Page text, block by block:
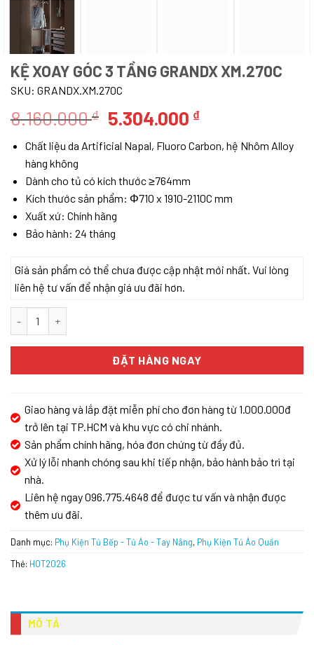
KỆ XOAY GÓC 3 TẦNG GRANDX XM.270C
SKU: GRANDX.XM.270C
8.160.000₫ Giá
là:
8.160.000 ₫.
5.304.000 ₫Giá
tại
5.304.000 ₫.
Chất liệu da Artificial Napal, Fluoro Carbon, hệ Nhôm Alloy
hàng không
Dành cho tủ có kích thước ≥764mm
Kích thước sản phẩm: Φ710 x 1910-2110C mm
Xuất xứ: Chính hãng
Bảo hành: 24 tháng
Giá sản phẩm có thể chưa được cập nhật mới nhất. Vui lòng
liên hệ tư vấn để nhận giá ưu đãi hơn.
ĐẶT HÀNG NGAY
Giao hàng và lắp đặt miễn phí cho đơn hàng từ 1.000.000đ
trở lên tại TP.HCM và khu vực có chi nhánh.
Sản phẩm chính hãng, hóa đơn chứng từ đầy đủ.
Xử lý lỗi nhanh chóng sau khi tiếp nhận, bảo hành bảo trì tại
nhà.
Liên hệ ngay 096.775.4648 để được tư vấn và nhận được
thêm ưu đãi.
Danh mục: Phụ Kiện Tủ Bếp - Tủ Áo - Tay Nâng, Phụ Kiện Tủ Áo Quần
Thẻ: HOT2026
MÔ TẢ